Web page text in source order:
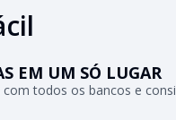
EM UM SÓ LUGAR
todos os bancos e